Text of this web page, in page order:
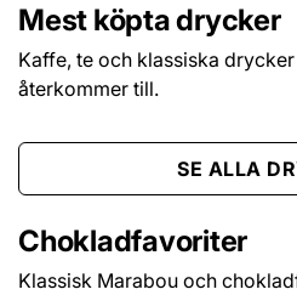
Mest köpta drycker
Kaffe, te och klassiska
återkommer till.
SE ALLA
Chokladfavoriter
Klassisk Marabou och